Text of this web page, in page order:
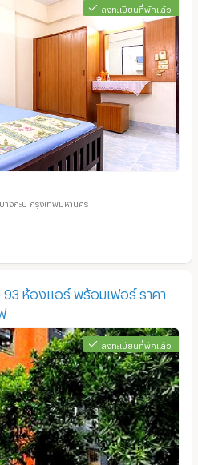
ลงทะเบียนที่พักแล้ว
างกะปิ กรุงเทพมหานคร
93 ห้องแอร์​ พร้อมเฟอร์ ราคา
ลงทะเบียนที่พักแล้ว